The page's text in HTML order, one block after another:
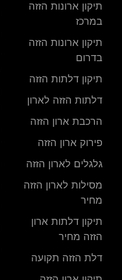
תיקון ארונות הזזה
במרכז
תיקון ארונות הזזה
בדרום
תיקון דלתות הזזה
דלתות הזזה לארון
הרכבת ארון הזזה
פירוק ארון הזזה
גלגלים לארון הזזה
מסילות לארון הזזה
מחיר
תיקון דלתות ארון
הזזה מחיר
דלת הזזה תקועה